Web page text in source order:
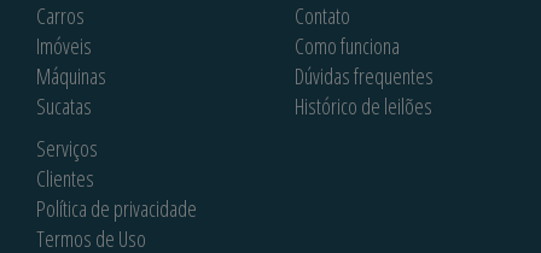
Carros
Imóveis
Máquinas
Sucatas
Contato
Como funciona
Dúvidas frequentes
Histórico de leilões
Serviços
Clientes
Política de privacidade
Termos de Uso